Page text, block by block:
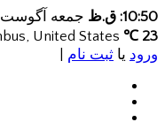
10:50: ق.ظ
جمعه آگوست 7, 2026
23 ℃
ورود یا ثبت نام